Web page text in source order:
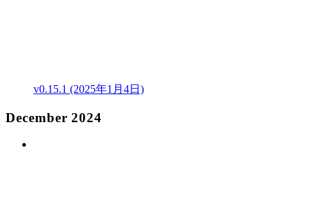
v0.15.1 (2025年1月4日)
December 2024